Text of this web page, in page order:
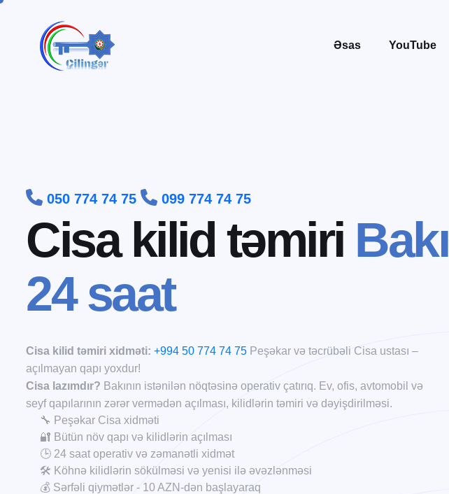
Əsas YouTube
 050 774 74 75  099 774 74 75
Cisa kilid təmiri Bakı
24 saat
Cisa kilid təmiri xidməti: +994 50 774 74 75 Peşəkar və təcrübəli Cisa ustası –
açılmayan qapı yoxdur!
Cisa lazımdır? Bakının istənilən nöqtəsinə operativ çatırıq. Ev, ofis, avtomobil və
seyf qapılarının zərər vermədən açılması, kilidlərin təmiri və dəyişdirilməsi.
🔧 Peşəkar Cisa xidməti
🔐 Bütün növ qapı və kilidlərin açılması
🕒 24 saat operativ və zəmanətli xidmət
🛠️ Köhnə kilidlərin sökülməsi və yenisi ilə əvəzlənməsi
💰 Sərfəli qiymətlər - 10 AZN-dən başlayaraq